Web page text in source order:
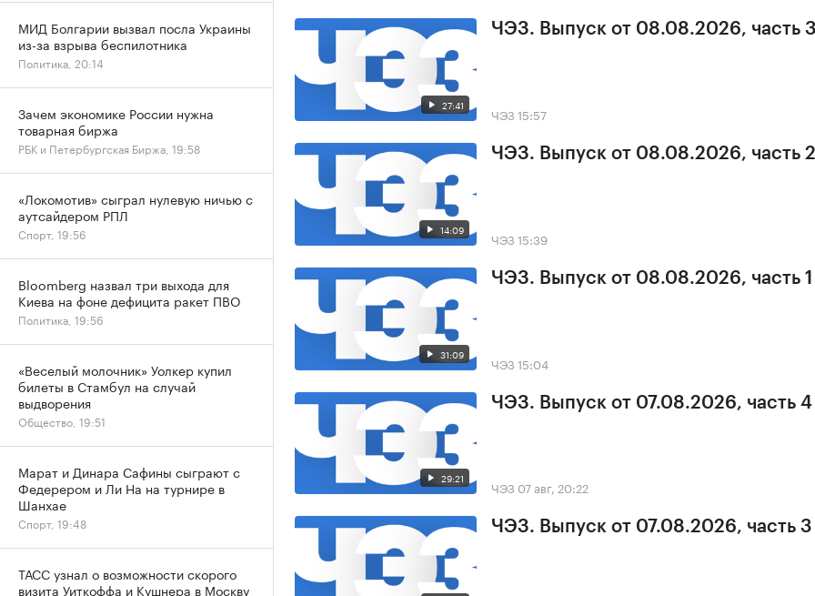
27:41
ЧЭЗ. Выпуск от 08.08.2026, часть
ЧЭЗ 15:57
14:09
ЧЭЗ. Выпуск от 08.08.2026, часть 2
ЧЭЗ 15:39
31:09
ЧЭЗ. Выпуск от 08.08.2026, часть 1
ЧЭЗ 15:04
29:21
ЧЭЗ. Выпуск от 07.08.2026, часть 4
ЧЭЗ 07 авг, 20:22
ЧЭЗ. Выпуск от 07.08.2026, часть 3
МИД Болгарии вызвал посла Украины
из-за взрыва беспилотника
Политика, 20:14
Зачем экономике России нужна
товарная биржа
РБК и Петербургская Биржа, 19:58
«Локомотив» сыграл нулевую ничью с
аутсайдером РПЛ
Спорт, 19:56
Bloomberg назвал три выхода для
Киева на фоне дефицита ракет ПВО
Политика, 19:56
«Веселый молочник» Уолкер купил
билеты в Стамбул на случай
выдворения
Общество, 19:51
Марат и Динара Сафины сыграют с
Федерером и Ли На на турнире в
Шанхае
Спорт, 19:48
ТАСС узнал о возможности скорого
визита Уиткоффа и Кушнера в Москву